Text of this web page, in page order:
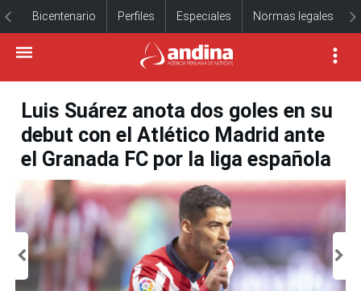
Bicentenario Perfiles Especiales Normas legales
Luis Suárez anota dos goles en su
debut con el Atlético Madrid ante
el Granada FC por la liga española